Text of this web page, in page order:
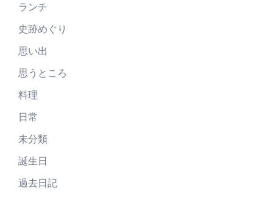
ランチ
史跡めぐり
思い出
思うところ
料理
日常
未分類
誕生日
過去日記